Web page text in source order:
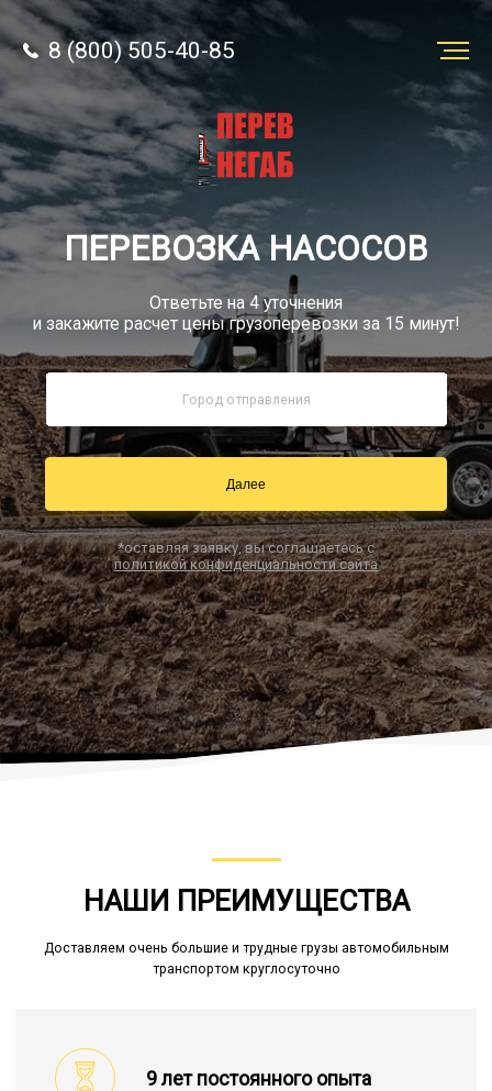
8 (800) 505-40-85
Звонок по России бесплатно
sale@simtruck-negabarit.ru
Заказать звонок
Заказать
перевозку
Грузы
8 (800) 505-40-85
ПЕРЕВОЗКА НАСОСОВ
Ответьте на 4 уточнения
и закажите расчет цены грузоперевозки за 15 минут!
Далее
*оставляя заявку, вы соглашаетесь с
политикой конфиденциальности сайта
НАШИ ПРЕИМУЩЕСТВА
Доставляем очень большие и трудные грузы автомобильным
транспортом круглосуточно
9 лет постоянного опыта